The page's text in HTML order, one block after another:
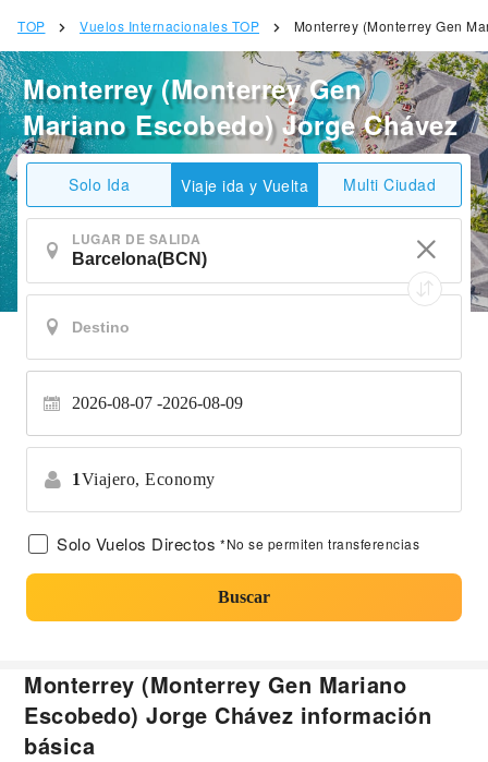
TOP Vuelos Internacionales TOP Monterrey (Monterrey Gen
Monterrey (Monterrey Gen
Mariano Escobedo) Jorge Chávez
Solo Ida Viaje ida y Vuelta Multi Ciudad
LUGAR DE SALIDA
2026-08-07 2026-08-09
1Viajero, Economy
Solo Vuelos Directos *No se permiten transferencias
Buscar
Monterrey (Monterrey Gen Mariano
Escobedo) Jorge Chávez información
básica